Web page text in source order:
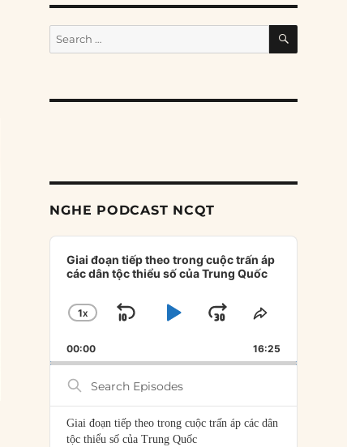
Search
for:
SEARCH
NGHE PODCAST NCQT
Audio
Player
Giai đoạn tiếp theo trong cuộc trấn áp
các dân tộc thiểu số của Trung Quốc
CHANGE
RATE
1X
SKIP
BACKWARD
PLAYJUMP
FORWARD
SHARE
EPISODE
00:00 16:25
Search
Episodes
Giai đoạn tiếp theo trong cuộc trấn áp các dân
tộc thiểu số của Trung Quốc